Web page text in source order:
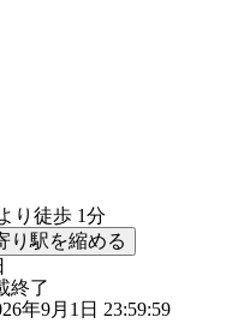
り徒歩 1分
り駅を縮める
終了
年9月1日 23:59:59